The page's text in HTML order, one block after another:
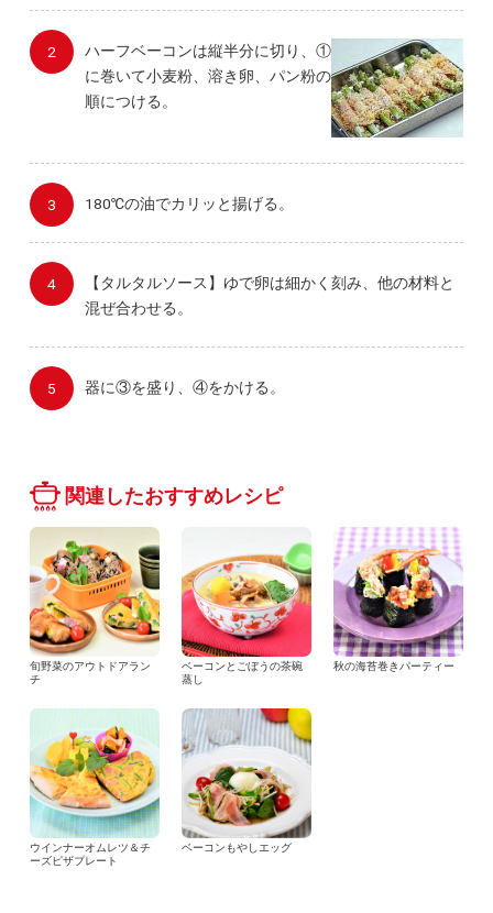
ハーフベーコンは縦半分に切り、①
に巻いて小麦粉、溶き卵、パン粉の
順につける。
180℃の油でカリッと揚げる。
【タルタルソース】ゆで卵は細かく刻み、他の材料と
混ぜ合わせる。
器に③を盛り、④をかける。
関連したおすすめレシピ
旬野菜のアウトドアラン
チ
ベーコンとごぼうの茶碗
蒸し
秋の海苔巻きパーティー
ウインナーオムレツ＆チ
ーズピザプレート
ベーコンもやしエッグ